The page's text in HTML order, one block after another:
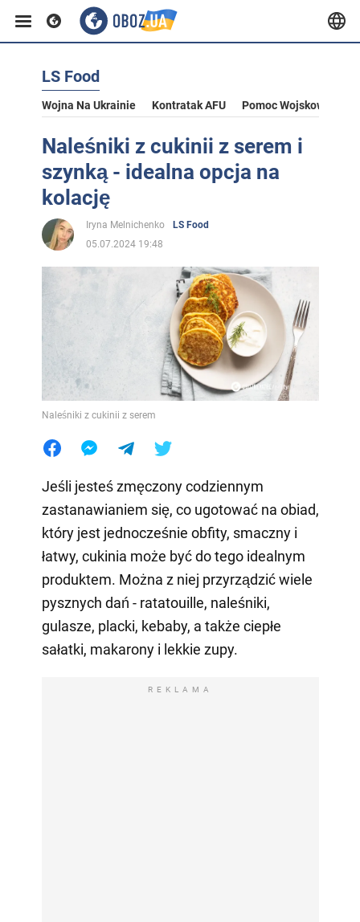
LS Food
Wojna Na Ukrainie Kontratak AFU Pomoc Wojskowa Dla
Naleśniki z cukinii z serem i
szynką - idealna opcja na
kolację
Iryna Melnichenko
LS Food
05.07.2024 19:48
Naleśniki z cukinii z serem
Jeśli jesteś zmęczony codziennym
zastanawianiem się, co ugotować na obiad,
który jest jednocześnie obfity, smaczny i
łatwy, cukinia może być do tego idealnym
produktem. Można z niej przyrządzić wiele
pysznych dań - ratatouille, naleśniki,
gulasze, placki, kebaby, a także ciepłe
sałatki, makarony i lekkie zupy.
REKLAMA